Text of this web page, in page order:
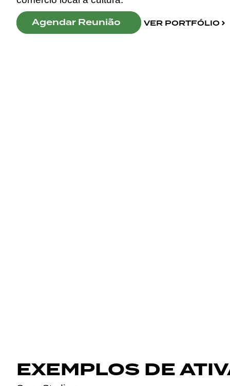
Agendar Reunião VER PORTFÓLIO
EXEMPLOS DE